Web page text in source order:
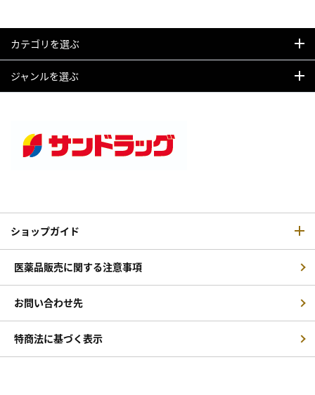
カテゴリを選ぶ
ジャンルを選ぶ
ショップガイド
医薬品販売に関する注意事項
お問い合わせ先
特商法に基づく表示